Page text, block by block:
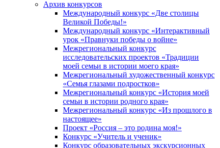
Архив конкурсов
Международный конкурс «Две столицы
Великой Победы!»
Международный конкурс «Интерактивный
урок «Правнуки победы о войне»
Межрегиональный конкурс
исследовательских проектов «Традиции
моей семьи в истории моего края»
Межрегиональный художественный конкурс
«Семья глазами подростков»
Межрегиональный конкурс «История моей
семьи в истории родного края»
Межрегиональный конкурс «Из прошлого в
настоящее»
Проект «Россия – это родина моя!»
Конкурс «Учитель и ученик»
Конкурс образовательных экскурсионных